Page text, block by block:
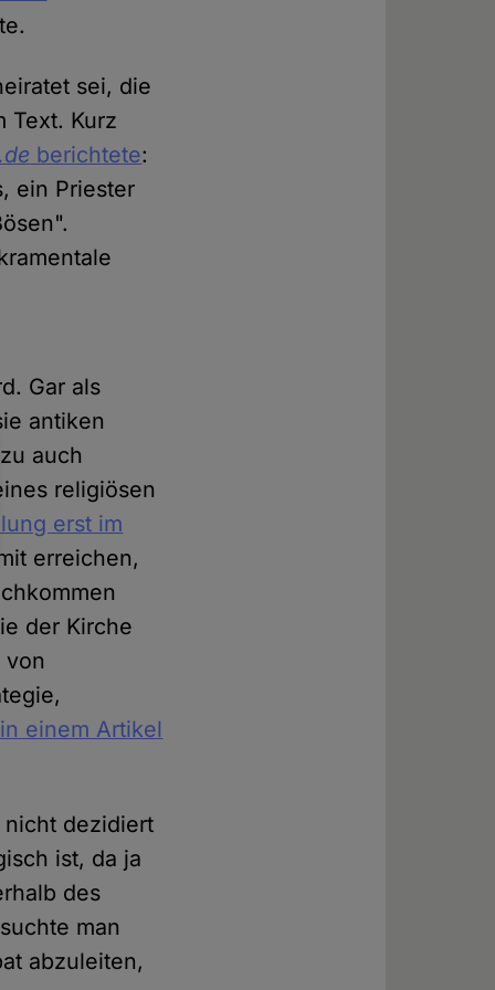
sei, die
Text. Kurz
berichtete:
ein Priester
Gar als
antiken
auch
religiösen
erst im
erreichen,
der Kirche
einem Artikel
nicht dezidiert
ist, da ja
des
man
abzuleiten,